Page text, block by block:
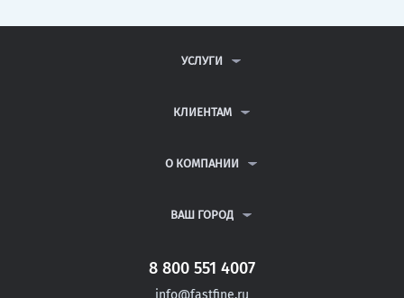
УСЛУГИ
ДИПЛОМНЫЕ РАБОТЫ
РЕФЕРАТЫ
КЛИЕНТАМ
ВОПРОСЫ И ОТВЕТЫ
ПОЛИТИКА КОНФИДЕНЦИАЛЬНОСТИ
О КОМПАНИИ
КОНТАКТЫ
ВАШ ГОРОД
САНКТ-ПЕТЕРБУРГ
ЭНГЕЛЬС
8 800 551 4007